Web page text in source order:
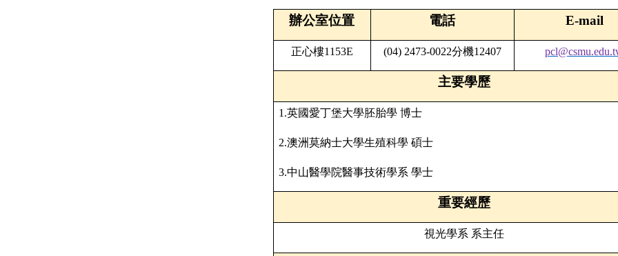
辦公室位置 電話 E-mail
正心樓1153E (04) 2473-0022分機12407
主要學歷
1.英國愛丁堡大學胚胎學 博士
2.澳洲莫納士大學生殖科學 碩士
3.中山醫學院醫事技術學系 學士
重要經歷
視光學系 系主任